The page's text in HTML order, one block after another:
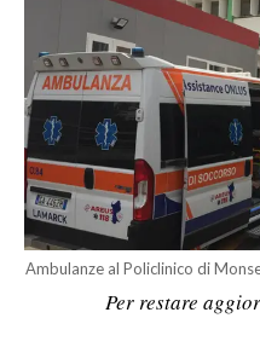
SPORT IN SARDEGNA
SPORT
RISULTATI E CLASSIFICHE
CALCIO
CALCIO REGIONALE
BASKET
Ambulanze al Policlinico di
Per restare